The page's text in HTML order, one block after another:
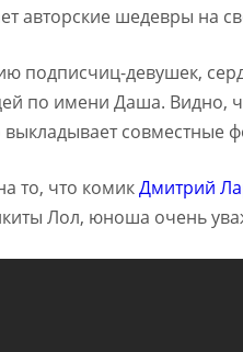
авторские шедевры на
подписчиц-девушек,
по имени Даша. Видно,
выкладывает совместные
то, что комикДмитрий
Лол, юноша очень